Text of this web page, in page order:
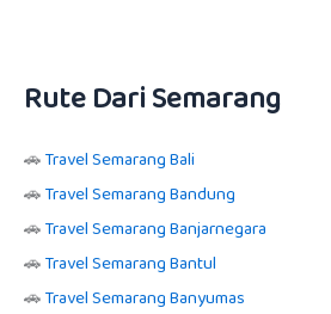
Rute Dari Semarang
🚗Travel Semarang Bali
🚗Travel Semarang Bandung
🚗Travel Semarang Banjarnegara
🚗Travel Semarang Bantul
🚗Travel Semarang Banyumas